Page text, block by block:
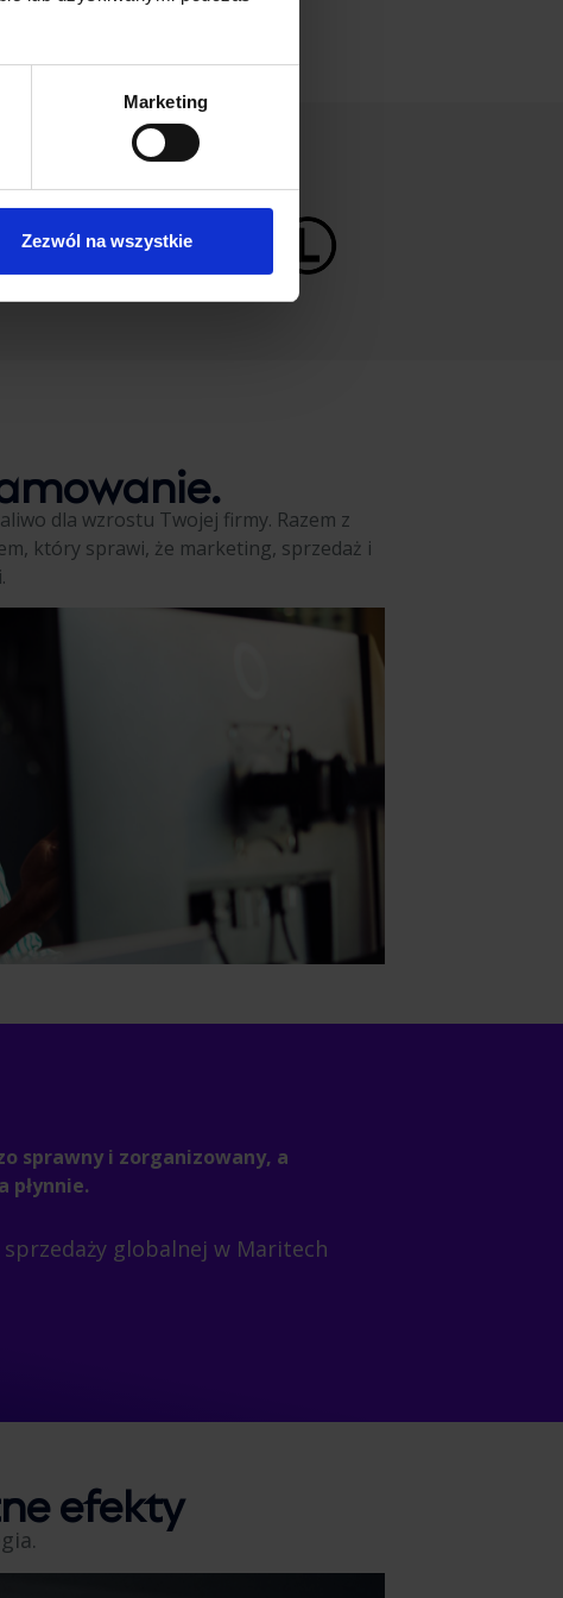
Marketing
Zezwól na wszystkie
strategicznej decyzji.
dla wzrostu Twojej firmy. Razem z
który sprawi, że marketing, sprzedaż i
sprawny i zorganizowany, a
płynnie.
sprzedaży globalnej w Maritech
efekty